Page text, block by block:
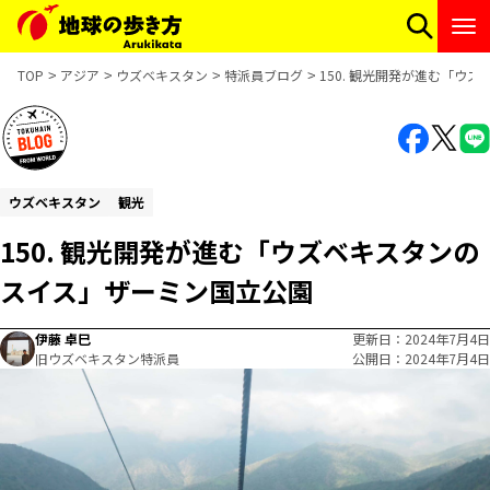
TOP アジア ウズベキスタン 特派員ブログ 150. 観光開発が進む「ウズ
ウズベキスタン 観光
150. 観光開発が進む「ウズベキスタンの
スイス」ザーミン国立公園
伊藤 卓巳
旧ウズベキスタン特派員
更新日
2024年7月4日
公開日
2024年7月4日